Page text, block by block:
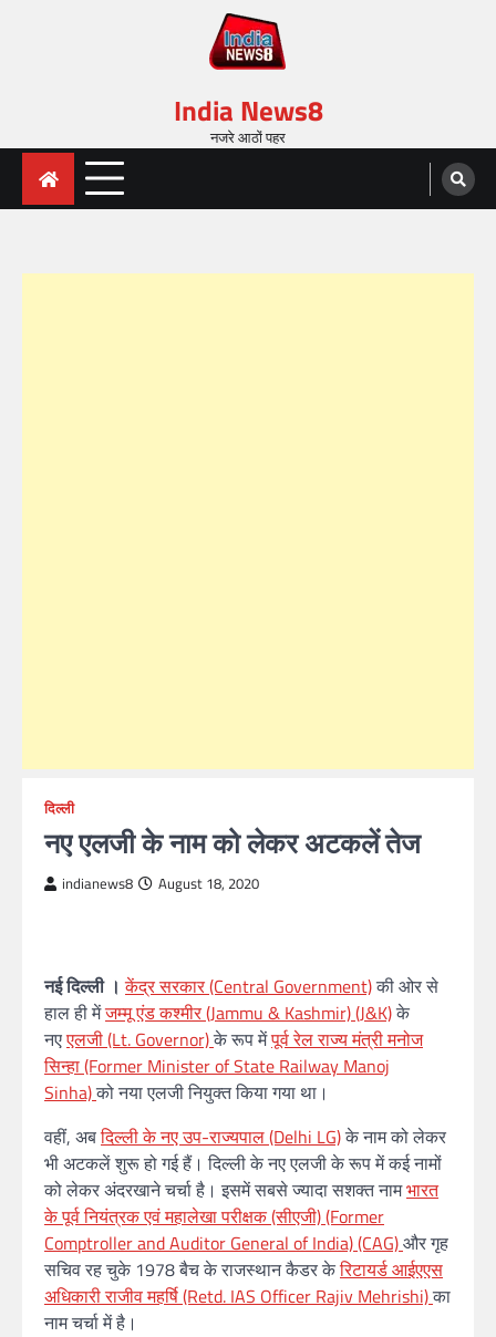
India News8
नजरे आठों पहर
दिल्ली
नए एलजी के नाम को लेकर अटकलें तेज
indianews8 August 18, 2020
नई दिल्ली । केंद्र सरकार (Central Government)की ओर से
हाल ही मेंजम्मू एंड कश्मीर (Jammu & Kashmir) (J&K)के
नएएलजी (Lt. Governor)के रूप मेंपूर्व रेल राज्य मंत्री मनोज
सिन्हा (Former Minister of State Railway Manoj
Sinha)को नया एलजी नियुक्त किया गया था।
वहीं, अबदिल्ली के नए उप-राज्यपाल (Delhi LG)के नाम को लेकर
भी अटकलें शुरू हो गई हैं। दिल्ली के नए एलजी के रूप में कई नामों
को लेकर अंदरखाने चर्चा है। इसमें सबसे ज्यादा सशक्त नामभारत
के पूर्व नियंत्रक एवं महालेखा परीक्षक (सीएजी) (Former
Comptroller and Auditor General of India) (CAG)और गृह
सचिव रह चुके 1978 बैच के राजस्थान कैडर केरिटायर्ड आईएएस
अधिकारी राजीव महर्षि (Retd. IAS Officer Rajiv Mehrishi)का
नाम चर्चा में है।